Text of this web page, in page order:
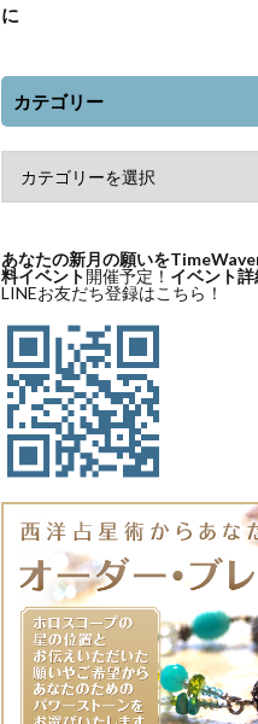
に
カテゴリー
あなたの新月の願いを
料イベント開催予定！ イベント詳
LINEお友だち登録はこちら！